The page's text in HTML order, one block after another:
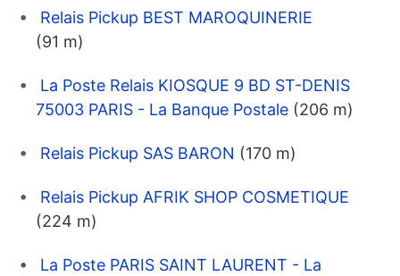
Relais Pickup BEST MAROQUINERIE
(91 m)
La Poste Relais KIOSQUE 9 BD ST-DENIS
75003 PARIS - La Banque Postale (206 m)
Relais Pickup SAS BARON (170 m)
Relais Pickup AFRIK SHOP COSMETIQUE
(224 m)
La Poste PARIS SAINT LAURENT - La